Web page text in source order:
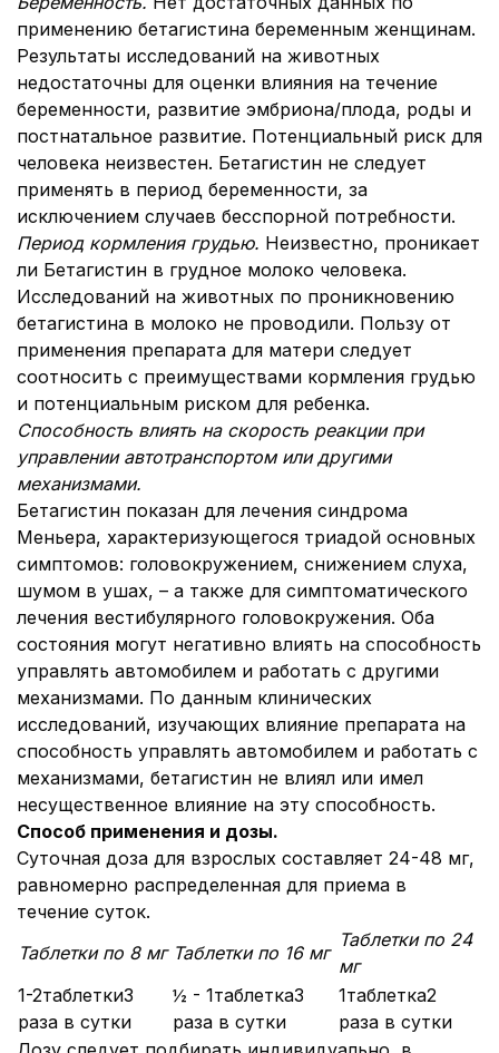
применению бетагистина беременным женщинам.
Результаты исследований на животных
недостаточны для оценки влияния на течение
беременности, развитие эмбриона/плода, роды и
постнатальное развитие. Потенциальный риск для
человека неизвестен. Бетагистин не следует
применять в период беременности, за
исключением случаев бесспорной потребности.
Период кормления грудью. Неизвестно, проникает
ли Бетагистин в грудное молоко человека.
Исследований на животных по проникновению
бетагистина в молоко не проводили. Пользу от
применения препарата для матери следует
соотносить с преимуществами кормления грудью
и потенциальным риском для ребенка.
Способность влиять на скорость реакции при
управлении автотранспортом или другими
механизмами.
Бетагистин показан для лечения синдрома
Меньера, характеризующегося триадой основных
симптомов: головокружением, снижением слуха,
шумом в ушах, – а также для симптоматического
лечения вестибулярного головокружения. Оба
состояния могут негативно влиять на способность
управлять автомобилем и работать с другими
механизмами. По данным клинических
исследований, изучающих влияние препарата на
способность управлять автомобилем и работать с
механизмами, бетагистин не влиял или имел
несущественное влияние на эту способность.
Способ применения и дозы.
Суточная доза для взрослых составляет 24-48 мг,
равномерно распределенная для приема в
течение суток.
Таблетки по 8 мг Таблетки по 16 мг
Таблетки по 24
мг
1-2таблетки3
раза в сутки
½ - 1таблетка3
раза в сутки
1таблетка2
раза в сутки